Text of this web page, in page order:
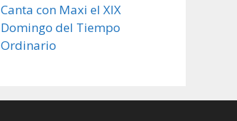
Canta con Maxi el XIX
Domingo del Tiempo
Ordinario